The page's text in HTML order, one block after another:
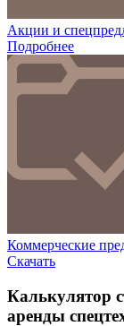
Акции и
Подробнее
Коммерческие
Скачать
Калькулятор
аренды